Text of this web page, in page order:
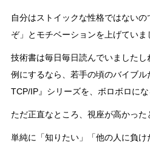
自分はストイックな性格ではない
ぞ」とモチベーションを上げていま
技術書は毎日毎日読んでいました
例にするなら、若手の頃のバイブ
TCP/IP』シリーズを、ボロボロにな
ただ正直なところ、視座が高かった
単純に「知りたい」「他の人に負け